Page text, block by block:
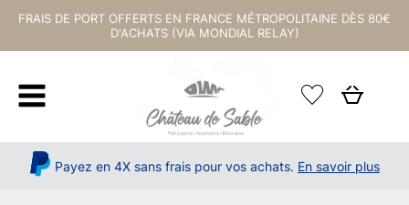
FRAIS DE PORT OFFERTS EN FRANCE MÉTROPOLITAINE DÈS 80€
D'ACHATS (VIA MONDIAL RELAY)
Payez en 4X sans frais pour vos achats. En savoir plus